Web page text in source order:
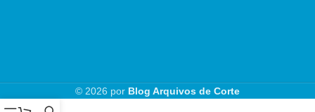
© 2026 por Blog Arquivos de Corte